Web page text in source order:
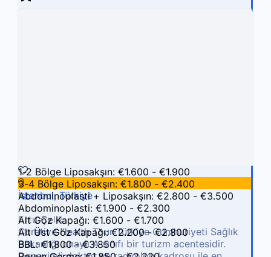
İstanbul, Türkiye
Ertu Çelik
Curative Health Tour Türkiye Cumhuriyeti Sağlık
Bakanlığı onaylı A sınıfı bir turizm acentesidir.
1-2 Bölge Liposakşın: €1.600 - €1.900
3-4 Bölge Liposakşın: €1.800 - €2.400
Abdominoplasti + Liposakşın: €2.800 - €3.500
Abdominoplasti: €1.900 - €2.300
Alt Göz Kapağı: €1.600 - €1.700
Alt Üst Göz Kapağı: €2.200 - €2.800
BBL: €1.800 - €3.850